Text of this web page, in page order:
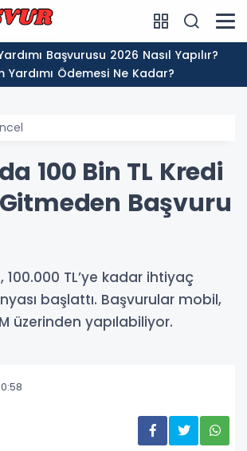
Yardımı Ödemesi Ne Kadar?
100 Bin TL Kredi
Başvuru
100.000 TL’ye kadar ihtiyaç
başlattı. Başvurular mobil,
üzerinden yapılabiliyor.